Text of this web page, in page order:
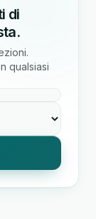
di
qualsiasi